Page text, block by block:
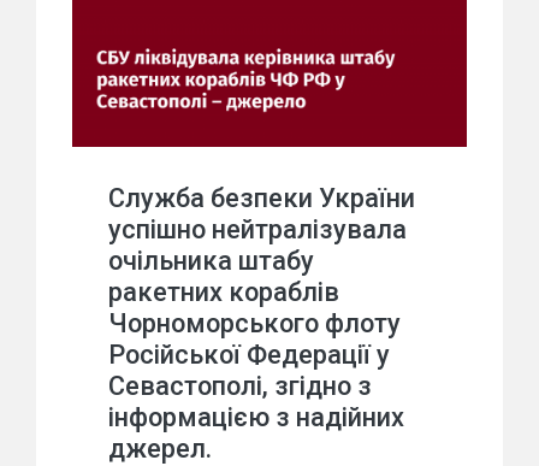
Служба безпеки України
успішно нейтралізувала
очільника штабу
ракетних кораблів
Чорноморського флоту
Російської Федерації у
Севастополі, згідно з
інформацією з надійних
джерел.